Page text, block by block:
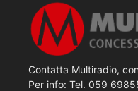
Contatta Multiradio,
Per info: Tel. 059